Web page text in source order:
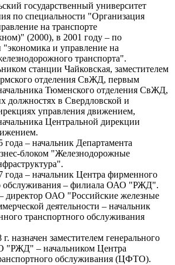
государственный университет
по специальности "Организация
на транспорте
(2000), в 2001 году – по
"экономика и управление на
транспорта".
станции Чайковская, заместителем
отделения СвЖД, первым
Тюменского отделения СвЖД,
должностях в Свердловской и
управления движением,
Центральной дирекции
года – начальник Департамента
блоком "Железнодорожные
года – начальник Центра фирменного
обслуживания – филиала ОАО "РЖД".
директор ОАО "Российские железные
деятельности – начальник
транспортного обслуживания
назначен заместителем генерального
"РЖД" – начальником Центра
обслуживания (ЦФТО).